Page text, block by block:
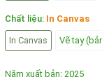
Chất liệu: In Canvas
In Canvas Vẽ tay
Năm xuất bản: 2025